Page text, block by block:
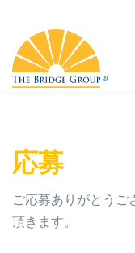
応募
ご応募ありがとうご
頂きます。